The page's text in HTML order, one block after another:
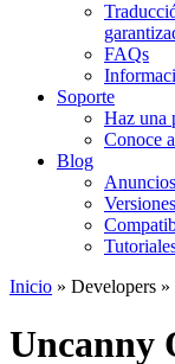
FAQs
Soporte
Haz una
Conoce
Blog
Anuncios
Inicio » Developers
Uncanny